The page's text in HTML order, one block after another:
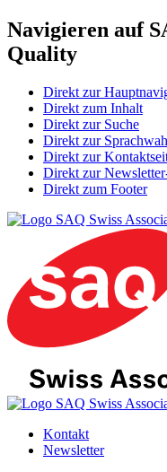
Navigieren auf
Quality
Direkt zur
Direkt zum Inhalt
Direkt zur Suche
Direkt zur
Direkt zur
Direkt zur
Direkt zum Footer
SAQ Swiss
SAQ Swiss
Kontakt
Newsletter